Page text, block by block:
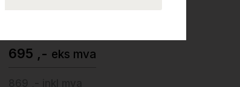
695 ,- eks mva